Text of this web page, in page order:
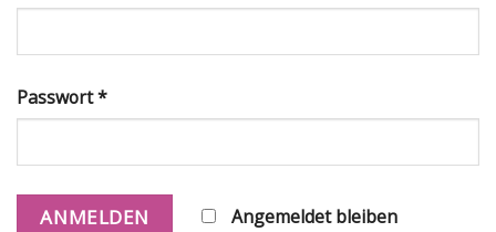
Passwort*
ANMELDEN Angemeldet bleiben